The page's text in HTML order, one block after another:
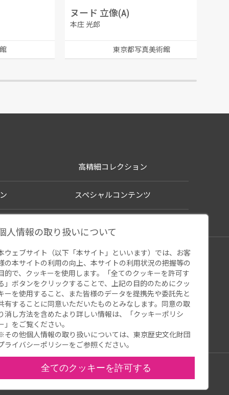
ヌード 立像(A)
本庄 光郎
東京都写真美術館
高精細コレクション
スペシャルコンテンツ
ー ウェブアクセシビリティ 関連サイト
人情報の取り扱いについて
ウェブサイト（以下「本サイト」といいます）では、お客
の本サイトの利用の向上、本サイトの利用状況の把握等の
的で、クッキーを使用します。「全てのクッキーを許可す
」ボタンをクリックすることで、上記の目的のためにクッ
ーを使用すること、また皆様のデータを提携先や委託先と
有することに同意いただいたものとみなします。同意の取
消し方法を含めたより詳しい情報は、「 クッキーポリシ
」をご覧ください。
その他個人情報の取り扱いについては、 東京歴史文化財団
ライバシーポリシーをご参照ください。
全てのクッキーを許可する